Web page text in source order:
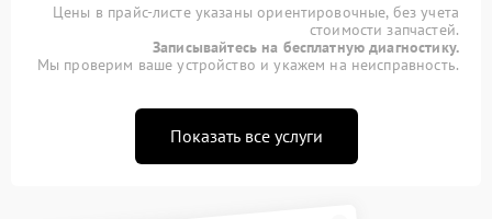
Цены в прайс-листе указаны ориентировочные, без учета
стоимости запчастей.
Записывайтесь на бесплатную диагностику.
Мы проверим ваше устройство и укажем на неисправность.
Показать все услуги